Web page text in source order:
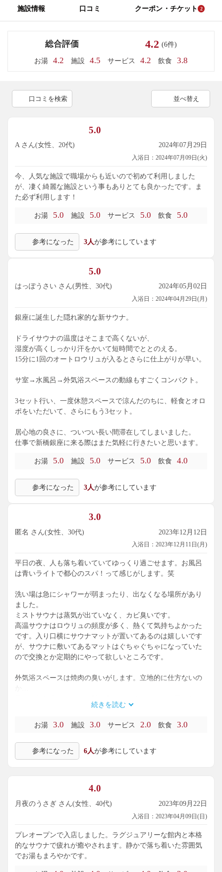
施設情報 口コミ クーポン・チケット 2
総合評価 4.2 (6件)
お湯 4.2 施設 4.5 サービス 4.2 飲食 3.8
口コミを検索 並べ替え
5.0
A さん(女性、20代) 2024年07月29日
入浴日：2024年07月09日(火)
今、人気な施設で職場からも近いので初めて利用しました
が、凄く綺麗な施設という事もありとても良かったです。ま
た必ず利用します！
お湯 5.0 施設 5.0 サービス 5.0 飲食 5.0
参考になった 3人が参考にしています
5.0
はっぽうさい さん(男性、30代) 2024年05月02日
入浴日：2024年04月29日(月)
銀座に誕生した隠れ家的な新サウナ。
ドライサウナの温度はそこまで高くないが、
湿度が高くしっかり汗をかいて短時間でととのえる。
15分に1回のオートロウリュが入るとさらに仕上がりが早い。
サ室→水風呂→外気浴スペースの動線もすごくコンパクト。
3セット行い、一度休憩スペースで涼んだのちに、軽食とオロ
ポをいただいて、さらにもう3セット。
居心地の良さに、ついつい長い間滞在してしまいました。
仕事で新橋銀座に来る際はまた気軽に行きたいと思います。
お湯 5.0 施設 5.0 サービス 5.0 飲食 4.0
参考になった 3人が参考にしています
3.0
匿名 さん(女性、30代) 2023年12月12日
入浴日：2023年12月11日(月)
平日の夜、人も落ち着いていてゆっくり過ごせます。お風呂
は青いライトで都心のスパ！って感じがします。笑
洗い場は急にシャワーが弱まったり、出なくなる場所があり
ました。
ミストサウナは蒸気が出ていなく、カビ臭いです。
高温サウナはロウリュの頻度が多く、熱くて気持ちよかった
です。入り口横にサウナマットが置いてあるのは嬉しいです
が、サウナに敷いてあるマットはぐちゃぐちゃになっていた
ので交換とか定期的にやって欲しいところです。
外気浴スペースは焼肉の臭いがします。立地的に仕方ないの
電話している人がいてビックリしました。
(スピーカーにしてお子さんと大声で会話されていました)
メンテナンスが行き届いていないところ、マナー違反な客が
いるなど、残念なところは多々ありましたが、サウナは良か
ったので今後改善されていることを期待します。
続きを読む
お湯 3.0 施設 3.0 サービス 2.0 飲食 3.0
参考になった 6人が参考にしています
4.0
月夜のうさぎ さん(女性、40代) 2023年09月22日
入浴日：2023年04月09日(日)
プレオープンで入店しました。ラグジュアリーな館内と本格
的なサウナで疲れが癒やされます。静かで落ち着いた雰囲気
でお湯もまろやかです。